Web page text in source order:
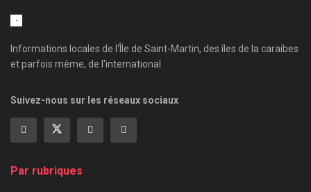
Informations locales de l'Île de Saint-Martin, des îles de la caraibes
et parfois même, de l'international
Suivez-nous sur les réseaux sociaux
Par rubriques